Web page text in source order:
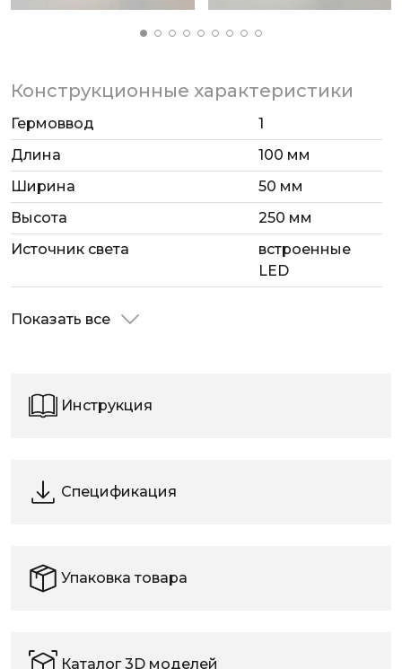
Конструкционные характеристики
Гермоввод
1
Длина
100 мм
Ширина
50 мм
Высота
250 мм
Источник света
встроенные
LED
Показать все
Инструкция
Спецификация
Упаковка товара
Каталог 3D моделей